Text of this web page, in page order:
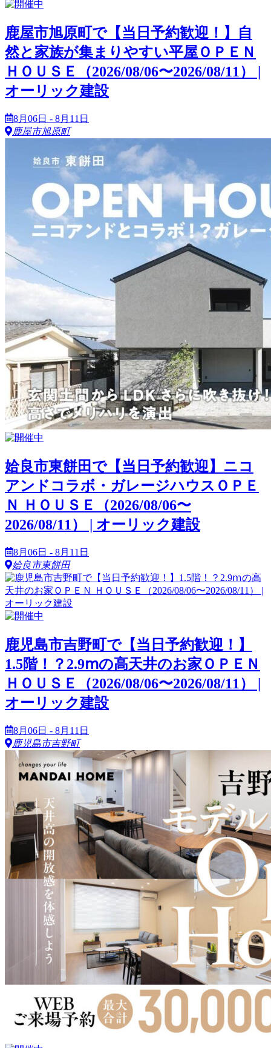
鹿屋市旭原町で【当日予約歓迎！】自
然と家族が集まりやすい平屋ＯＰＥＮ
ＨＯＵＳＥ（2026/08/06〜2026/08/11） |
オーリック建設
8月06日 - 8月11日
鹿屋市旭原町
姶良市東餅田で【当日予約歓迎】ニコ
アンドコラボ・ガレージハウスＯＰＥ
Ｎ ＨＯＵＳＥ（2026/08/06〜
2026/08/11） | オーリック建設
8月06日 - 8月11日
姶良市東餅田
鹿児島市吉野町で【当日予約歓迎！】
1.5階！？2.9ⅿの高天井のお家ＯＰＥＮ
ＨＯＵＳＥ（2026/08/06〜2026/08/11） |
オーリック建設
8月06日 - 8月11日
鹿児島市吉野町